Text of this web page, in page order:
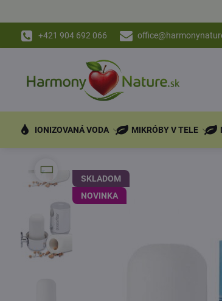
+421 904 692 066
IONIZOVANÁ VODA MIKRÓBY V TELE
SKLADOM
NOVINKA